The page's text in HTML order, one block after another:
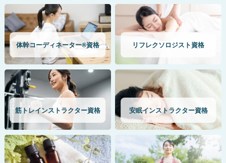
体幹コーディネーター®資格 リフレクソロジスト資格
筋トレインストラクター資格 安眠インストラクター資格